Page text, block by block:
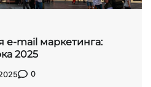
mail маркетинга:
2025
0